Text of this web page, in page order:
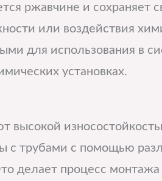
ржавчине и сохраняет
или воздействия
для использования в
установках.
высокой
с трубами с помощью
делает процесс